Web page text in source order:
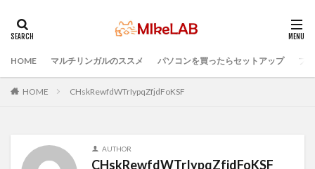
HOME マルチリンガルのススメ パソコンを買ったらセットアップ プ
HOME CHskRewfdWTrIypqZfjdFoKSF
AUTHOR
CHskRewfdWTrIypqZfjdFoKSF
タグ
インストール どれがいい
ウィルス対策
PC準備